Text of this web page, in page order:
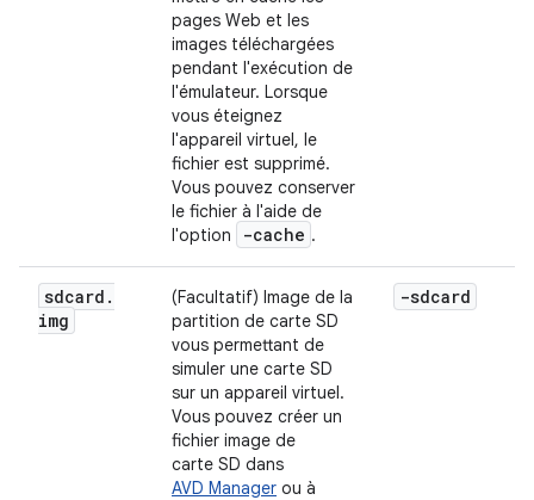
pages Web et les
images téléchargées
pendant l'exécution de
l'émulateur. Lorsque
vous éteignez
l'appareil virtuel, le
fichier est supprimé.
Vous pouvez conserver
le fichier à l'aide de
l'option
-cache .
sdcard .
img
(Facultatif) Image de la
partition de carte SD
vous permettant de
simuler une carte SD
sur un appareil virtuel.
Vous pouvez créer un
fichier image de
carte SD dans
AVD Manager ou à
-sdcard